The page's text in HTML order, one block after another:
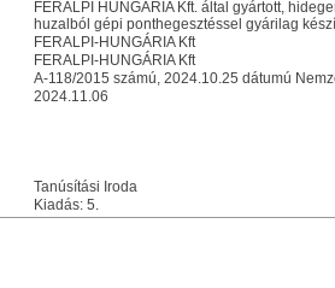
FERALPI HUNGÁRIA Kft. által gyártott,
huzalból gépi ponthegesztéssel gyárilag
FERALPI-HUNGÁRIA Kft
FERALPI-HUNGÁRIA Kft
A-118/2015 számú, 2024.10.25 dátumú
2024.11.06
Tanúsítási Iroda
Kiadás: 5.